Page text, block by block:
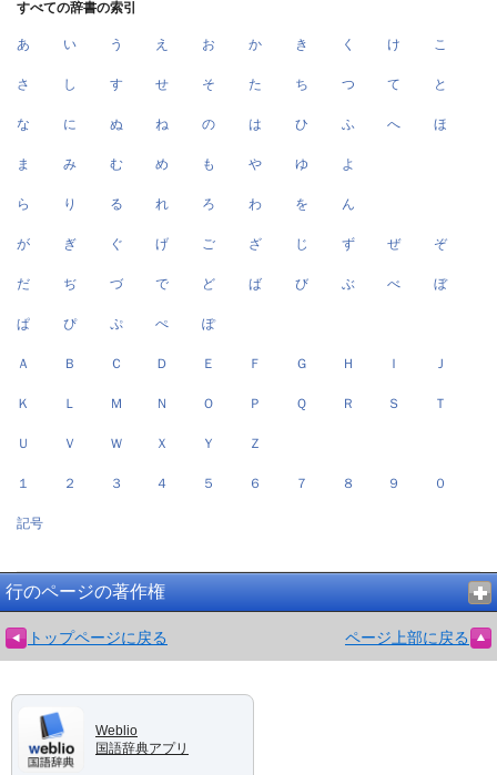
すべての辞書の索引
あ い う え お か き く け こ
さ し す せ そ た ち つ て と
な に ぬ ね の は ひ ふ へ ほ
ま み む め も や ゆ よ
ら り る れ ろ わ を ん
が ぎ ぐ げ ご ざ じ ず ぜ ぞ
だ ぢ づ で ど ば び ぶ べ ぼ
ぱ ぴ ぷ ぺ ぽ
Ａ Ｂ Ｃ Ｄ Ｅ Ｆ Ｇ Ｈ Ｉ Ｊ
Ｋ Ｌ Ｍ Ｎ Ｏ Ｐ Ｑ Ｒ Ｓ Ｔ
Ｕ Ｖ Ｗ Ｘ Ｙ Ｚ
１ ２ ３ ４ ５ ６ ７ ８ ９ ０
記号
行のページの著作権
トップページに戻る ページ上部に戻る
Weblio
国語辞典アプリ